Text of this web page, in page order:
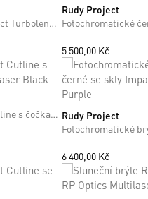
Černé fotochromatické brýle Rudy Project Turbolence Z87 se skly ImpactX™ Photochromic 2 Black
ONE SIZE
Rudy Project
5 500,00 Kč
+5
Fotochromatické brýle Rudy Project Cutline s čočkami ImpactX™ Photochromic 2 Laser Black
ONE SIZE
Rudy Project
6 400,00 Kč